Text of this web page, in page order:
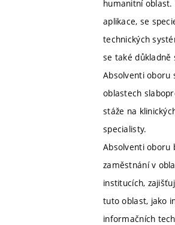
humanitní oblast.
aplikace, se
technických
se také důkladně
Absolventi oboru
oblastech
stáže na
specialisty.
Absolventi oboru
zaměstnání v
institucích,
tuto oblast, jako
informačních